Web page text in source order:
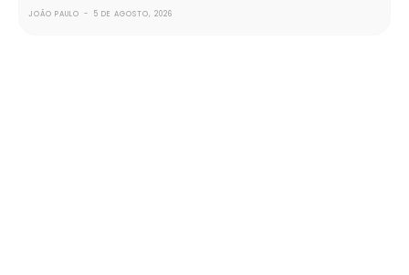
JOÃO PAULO - 5 DE AGOSTO, 2026